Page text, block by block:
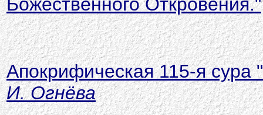
Апокрифическая 115-я
И. Огнёва